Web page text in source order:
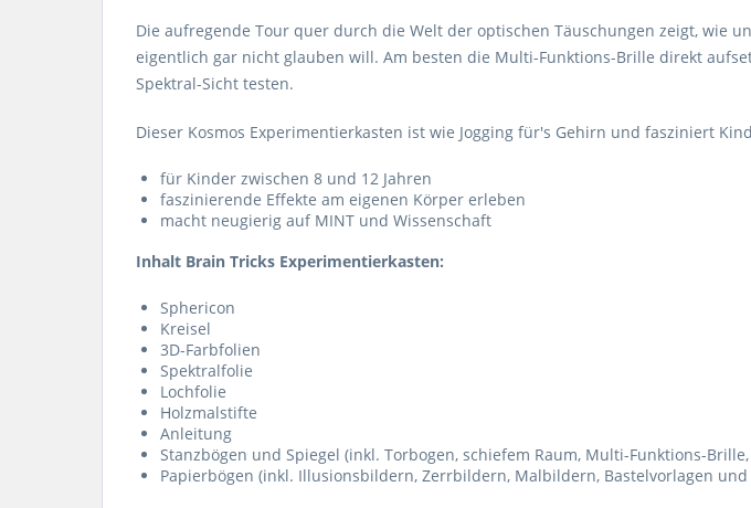
Die aufregende Tour quer durch die Welt der optischen Täuschungen zeigt, wie
eigentlich gar nicht glauben will. Am besten die Multi-Funktions-Brille direkt
Spektral-Sicht testen.
Dieser Kosmos Experimentierkasten ist wie Jogging für's Gehirn und fasziniert
für Kinder zwischen 8 und 12 Jahren
faszinierende Effekte am eigenen Körper erleben
macht neugierig auf MINT und Wissenschaft
Inhalt Brain Tricks Experimentierkasten:
Sphericon
Kreisel
3D-Farbfolien
Spektralfolie
Lochfolie
Holzmalstifte
Anleitung
Stanzbögen und Spiegel (inkl. Torbogen, schiefem Raum, Multi-Funktions-
Papierbögen (inkl. Illusionsbildern, Zerrbildern, Malbildern, Bastelvorlagen